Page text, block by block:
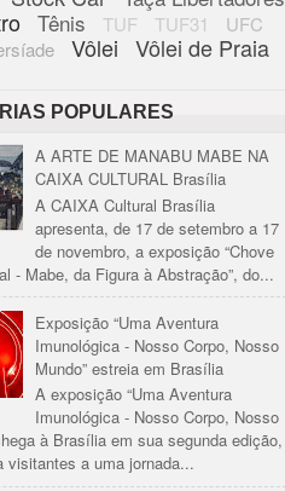
Tênis TUF TUF31
UFC
Vôlei Vôlei de Praia
POPULARES
A ARTE DE MANABU MABE NA
CAIXA CULTURAL Brasília
A CAIXA Cultural Brasília
apresenta, de 17 de setembro a 17
de novembro, a exposição “Chove
- Mabe, da Figura à Abstração”, do...
Exposição “Uma Aventura
Imunológica - Nosso Corpo, Nosso
Mundo” estreia em Brasília
A exposição “Uma Aventura
Imunológica - Nosso Corpo, Nosso
à Brasília em sua segunda edição,
visitantes a uma jornada...